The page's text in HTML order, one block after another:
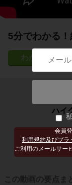
会員
利用規約及びプラ
ご利用のメールサー
5分でわかる
子ど
ハイ
この動画の要点ま